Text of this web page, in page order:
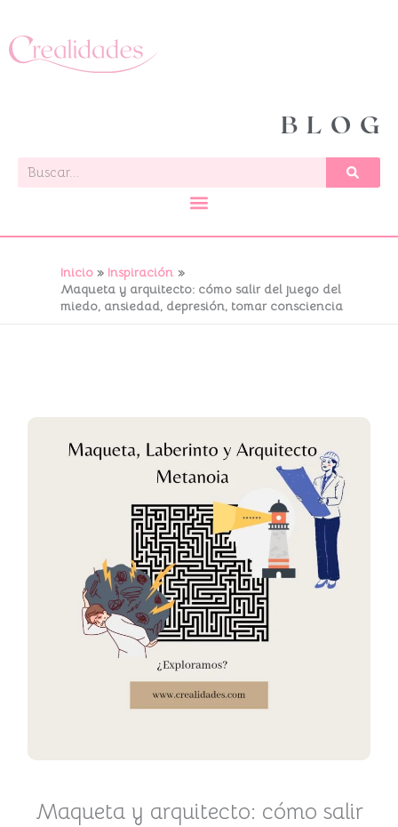
al
contenido
BLOG
Buscar
Inicio
Inspiración
Maqueta y arquitecto: cómo salir del juego del
miedo, ansiedad, depresión, tomar consciencia
Maqueta y arquitecto: cómo salir